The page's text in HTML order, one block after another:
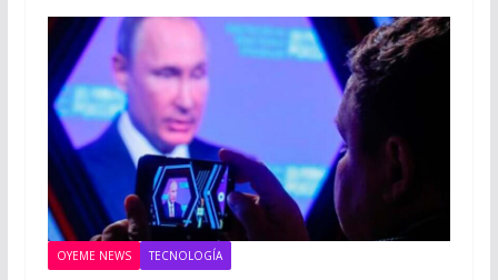
OYEME NEWS TECNOLOGÍA